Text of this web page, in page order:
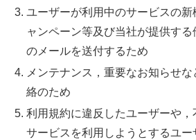
ユーザーが利用中のサービスの新
ャンペーン等及び当社が提供す
のメールを送付するため
メンテナンス，重要なお知らせ
絡のため
利用規約に違反したユーザーや
サービスを利用しようとするユ